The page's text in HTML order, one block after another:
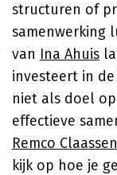
structuren of
samenwerking
van Ina Ahuis
investeert in
niet als doel
effectieve
Remco Claassen
kijk op hoe je